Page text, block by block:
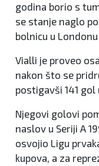
godina borio s
se stanje naglo
bolnicu u
Vialli je proveo
nakon što se
postigavši 141 gol
Njegovi golovi
naslov u Seriji A
osvojio Ligu
kupova, a za